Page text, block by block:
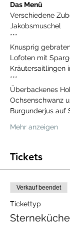
Das Menü
Verschiedene
Jakobsmuschel
***
Knusprig
Lofoten mit
Kräutersaitlingen
***
Überbackenes
Ochsenschwanz
Burgunderjus auf
Mehr anzeigen
Tickets
Verkauf beendet
Tickettyp